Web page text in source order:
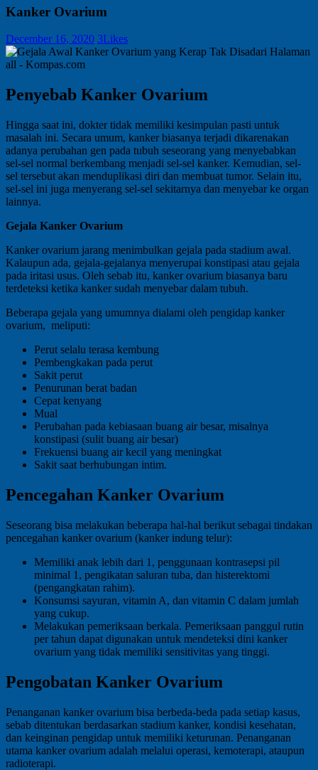
Kanker Ovarium
December 16, 2020 3Likes
Penyebab Kanker Ovarium
Hingga saat ini, dokter tidak memiliki kesimpulan pasti untuk
masalah ini. Secara umum, kanker biasanya terjadi dikarenakan
adanya perubahan gen pada tubuh seseorang yang menyebabkan
sel-sel normal berkembang menjadi sel-sel kanker. Kemudian, sel-
sel tersebut akan menduplikasi diri dan membuat tumor. Selain itu,
sel-sel ini juga menyerang sel-sel sekitarnya dan menyebar ke organ
lainnya.
Gejala Kanker Ovarium
Kanker ovarium jarang menimbulkan gejala pada stadium awal.
Kalaupun ada, gejala-gejalanya menyerupai konstipasi atau gejala
pada iritasi usus. Oleh sebab itu, kanker ovarium biasanya baru
terdeteksi ketika kanker sudah menyebar dalam tubuh.
Beberapa gejala yang umumnya dialami oleh pengidap kanker
ovarium, meliputi:
Perut selalu terasa kembung
Pembengkakan pada perut
Sakit perut
Penurunan berat badan
Cepat kenyang
Mual
Perubahan pada kebiasaan buang air besar, misalnya
konstipasi (sulit buang air besar)
Frekuensi buang air kecil yang meningkat
Sakit saat berhubungan intim.
Pencegahan Kanker Ovarium
Seseorang bisa melakukan beberapa hal-hal berikut sebagai tindakan
pencegahan kanker ovarium (kanker indung telur):
Memiliki anak lebih dari 1, penggunaan kontrasepsi pil
minimal 1, pengikatan saluran tuba, dan histerektomi
(pengangkatan rahim).
Konsumsi sayuran, vitamin A, dan vitamin C dalam jumlah
yang cukup.
Melakukan pemeriksaan berkala. Pemeriksaan panggul rutin
per tahun dapat digunakan untuk mendeteksi dini kanker
ovarium yang tidak memiliki sensitivitas yang tinggi.
Pengobatan Kanker Ovarium
Penanganan kanker ovarium bisa berbeda-beda pada setiap kasus,
sebab ditentukan berdasarkan stadium kanker, kondisi kesehatan,
dan keinginan pengidap untuk memiliki keturunan. Penanganan
utama kanker ovarium adalah melalui operasi, kemoterapi, ataupun
radioterapi.